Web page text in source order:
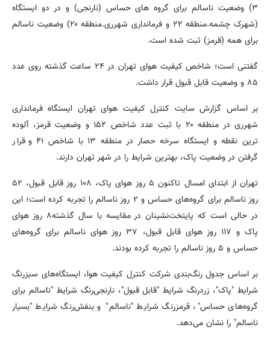
۳) وضعیت ناسالم برای گروه های حساس (نارنجی) و در دو ایستگاه
(شهرک چشمه.منطقه ۲۲ و فرمانداری شهرری.منطقه ۲۰) وضعیت ناسالم
برای همه (قرمز) ثبت شده است.
گفتنی است؛ شاخص کیفیت هوای تهران در ۲۴ ساعت گذشته روی عدد
۸۵ و وضعیت قابل قبول قرار داشت.
بر اساس گزارش سایت کنترل کیفیت هوای تهران ایستگاه فرمانداری
شهرری در منطقه ۲۰ با ثبت عدد شاخص ۱۵۲ و وضعیت قرمز، آلوده
ترین نقطه و ایستگاه سرخه حصار در منطقه ۱۳ با شاخص ۴۱ و قرار
گرفتن در وضعیت پاک، بهترین شرایط را در شهر تهران دارند.
تهران از ابتدای امسال تاکنون ۵ روز هوای پاک، ۱۰۸ روز قابل قبول، ۵۲
روز ناسالم برای گروه‌های حساس و ۲ روز ناسالم را تجربه کرده است؛ این
در حالی است که پایتخت‌نشینان در مقایسه با سال گذشته۸ روز هوای
پاک و ۱۱۷ روز هوای قابل قبول، ۳۷ روز هوای ناسالم برای گروه‌های
حساس و ۵ روز ناسالم را تجربه کرده بودند.
بر اساس جدول رنگ‌بندی شرکت کنترل کیفیت هوا، ایستگاه‌های سبزرنگ
شرایط "پاک"، زردرنگ شرایط "قابل قبول"، نارنجی‌رنگ شرایط "ناسالم برای
گروه‌های حساس"، قرمزرنگ شرایط "ناسالم" و بنفش‌رنگ شرایط "بسیار
ناسالم" را نشان می‌دهد.